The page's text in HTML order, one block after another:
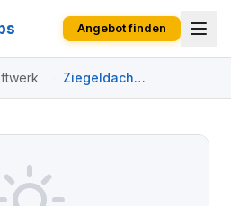
Angebot finden
Ziegeldach
Balkonkraftwerk Set
2700 / 10,8 kWh /